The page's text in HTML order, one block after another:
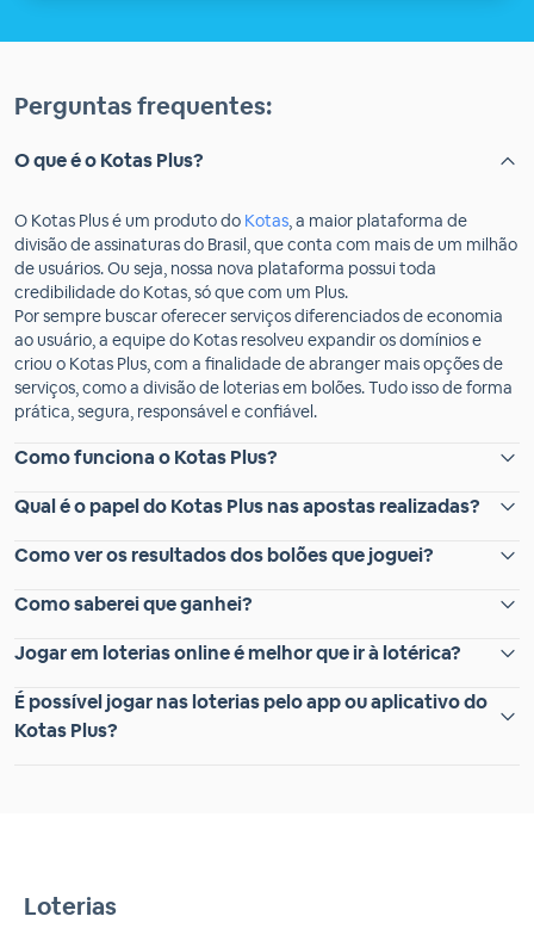
Perguntas frequentes:
O que é o Kotas Plus?
O Kotas Plus é um produto do Kotas, a maior plataforma de
divisão de assinaturas do Brasil, que conta com mais de um milhão
de usuários. Ou seja, nossa nova plataforma possui toda
credibilidade do Kotas, só que com um Plus.
Por sempre buscar oferecer serviços diferenciados de economia
ao usuário, a equipe do Kotas resolveu expandir os domínios e
criou o Kotas Plus, com a finalidade de abranger mais opções de
serviços, como a divisão de loterias em bolões. Tudo isso de forma
prática, segura, responsável e confiável.
Como funciona o Kotas Plus?
Qual é o papel do Kotas Plus nas apostas realizadas?
Como ver os resultados dos bolões que joguei?
Como saberei que ganhei?
Jogar em loterias online é melhor que ir à lotérica?
É possível jogar nas loterias pelo app ou aplicativo do
Kotas Plus?
Loterias